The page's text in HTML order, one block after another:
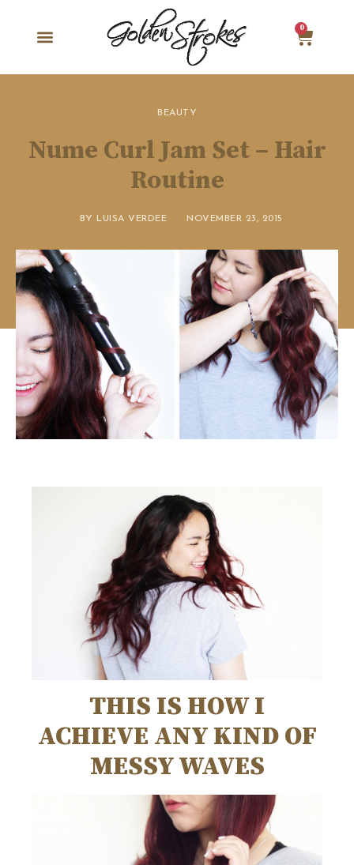
0
BEAUTY
Nume Curl Jam Set – Hair
Routine
BY LUISA VERDEE NOVEMBER 23, 2015
THIS IS HOW I
ACHIEVE ANY KIND OF
MESSY WAVES